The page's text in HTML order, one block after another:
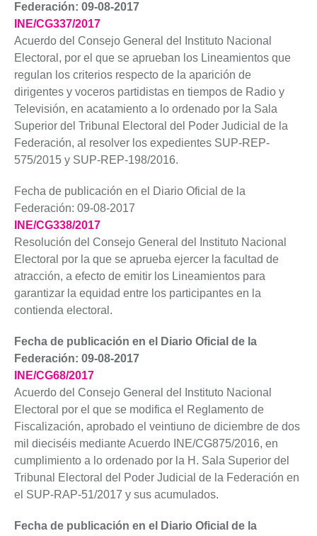
Federación: 09-08-2017
INE/CG337/2017
Acuerdo del Consejo General del Instituto Nacional
Electoral, por el que se aprueban los Lineamientos que
regulan los criterios respecto de la aparición de
dirigentes y voceros partidistas en tiempos de Radio y
Televisión, en acatamiento a lo ordenado por la Sala
Superior del Tribunal Electoral del Poder Judicial de la
Federación, al resolver los expedientes SUP-REP-
575/2015 y SUP-REP-198/2016.
Fecha de publicación en el Diario Oficial de la
Federación: 09-08-2017
INE/CG338/2017
Resolución del Consejo General del Instituto Nacional
Electoral por la que se aprueba ejercer la facultad de
atracción, a efecto de emitir los Lineamientos para
garantizar la equidad entre los participantes en la
contienda electoral.
Fecha de publicación en el Diario Oficial de la
Federación: 09-08-2017
INE/CG68/2017
Acuerdo del Consejo General del Instituto Nacional
Electoral por el que se modifica el Reglamento de
Fiscalización, aprobado el veintiuno de diciembre de dos
mil dieciséis mediante Acuerdo INE/CG875/2016, en
cumplimiento a lo ordenado por la H. Sala Superior del
Tribunal Electoral del Poder Judicial de la Federación en
el SUP-RAP-51/2017 y sus acumulados.
Fecha de publicación en el Diario Oficial de la